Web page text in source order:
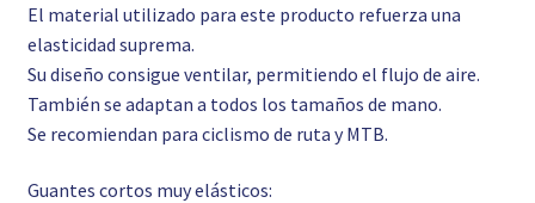
El material utilizado para este producto refuerza una
elasticidad suprema.
Su diseño consigue ventilar, permitiendo el flujo de aire.
También se adaptan a todos los tamaños de mano.
Se recomiendan para ciclismo de ruta y MTB.
Guantes cortos muy elásticos: